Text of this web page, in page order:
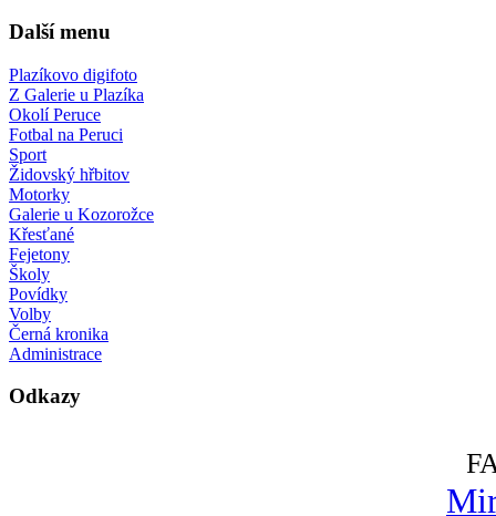
Další menu
Plazíkovo digifoto
Z Galerie u Plazíka
Okolí Peruce
Fotbal na Peruci
Sport
Židovský hřbitov
Motorky
Galerie u Kozorožce
Křesťané
Fejetony
Školy
Povídky
Volby
Černá kronika
Administrace
Odkazy